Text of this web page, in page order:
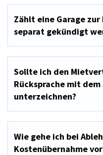
Zählt eine Garage zur
separat gekündigt
Sollte ich den
Rücksprache mit
unterzeichnen?
Wie gehe ich bei
Kostenübernahme